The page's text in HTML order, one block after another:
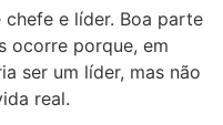
e líder. Boa parte
ocorre porque, em
ser um líder, mas não
real.